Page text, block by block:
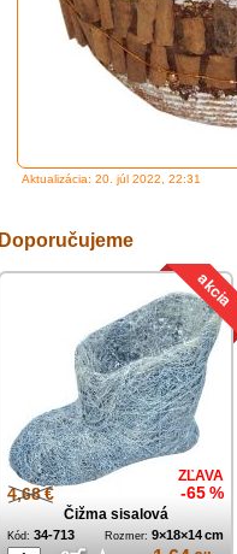
Aktualizácia: 20. júl 2022, 22:31
Doporučujeme
4,68 €
ZĽAVA
-65 %
Čižma sisalová
Rozmer: 9×18×14 cm
Kód: 34-713